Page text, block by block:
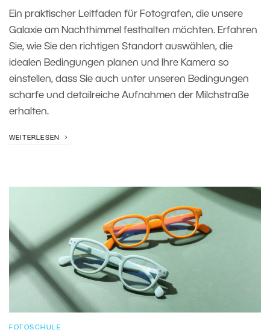
Ein praktischer Leitfaden für Fotografen, die unsere
Galaxie am Nachthimmel festhalten möchten. Erfahren
Sie, wie Sie den richtigen Standort auswählen, die
idealen Bedingungen planen und Ihre Kamera so
einstellen, dass Sie auch unter unseren Bedingungen
scharfe und detailreiche Aufnahmen der Milchstraße
erhalten.
WEITERLESEN
FOTOSCHULE